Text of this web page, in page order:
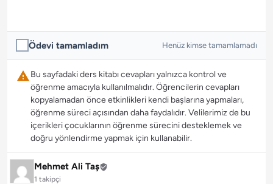
Ödevi tamamladım Henüz kimse tamamlamadı
Bu sayfadaki ders kitabı cevapları yalnızca kontrol ve
öğrenme amacıyla kullanılmalıdır. Öğrencilerin cevapları
kopyalamadan önce etkinlikleri kendi başlarına yapmaları,
öğrenme süreci açısından daha faydalıdır. Velilerimiz de bu
içerikleri çocuklarının öğrenme sürecini desteklemek ve
doğru yönlendirme yapmak için kullanabilir.
Mehmet Ali Taş
1 takipçi